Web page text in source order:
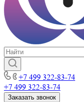
+7 499 322-83-74
+7 499 322-83-74
Заказать звонок